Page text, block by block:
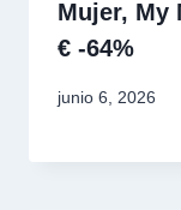
Mujer, My
€ -64%
junio 6, 2026